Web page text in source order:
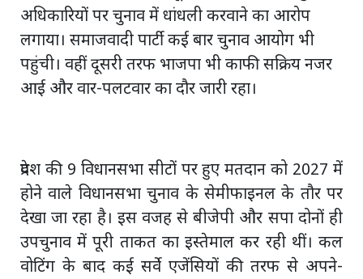
अधिकारियों पर चुनाव में धांधली करवाने का आरोप
लगाया। समाजवादी पार्टी कई बार चुनाव आयोग भी
पहुंची। वहीं दूसरी तरफ भाजपा भी काफी सक्रिय नजर
आई और वार-पलटवार का दौर जारी रहा।
प्रदेश की 9 विधानसभा सीटों पर हुए मतदान को 2027 में
होने वाले विधानसभा चुनाव के सेमीफाइनल के तौर पर
देखा जा रहा है। इस वजह से बीजेपी और सपा दोनों ही
उपचुनाव में पूरी ताकत का इस्तेमाल कर रही थीं। कल
वोटिंग के बाद कई सर्वे एजेंसियों की तरफ से अपने-